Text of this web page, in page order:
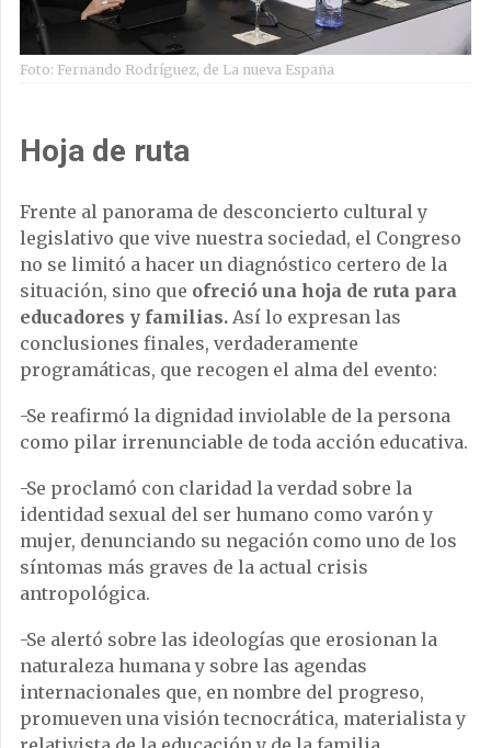
Foto: Fernando Rodríguez, de La nueva España
Hoja de ruta
Frente al panorama de desconcierto cultural y
legislativo que vive nuestra sociedad, el Congreso
no se limitó a hacer un diagnóstico certero de la
situación, sino que ofreció una hoja de ruta para
educadores y familias. Así lo expresan las
conclusiones finales, verdaderamente
programáticas, que recogen el alma del evento:
-Se reafirmó la dignidad inviolable de la persona
como pilar irrenunciable de toda acción educativa.
-Se proclamó con claridad la verdad sobre la
identidad sexual del ser humano como varón y
mujer, denunciando su negación como uno de los
síntomas más graves de la actual crisis
antropológica.
-Se alertó sobre las ideologías que erosionan la
naturaleza humana y sobre las agendas
internacionales que, en nombre del progreso,
promueven una visión tecnocrática, materialista y